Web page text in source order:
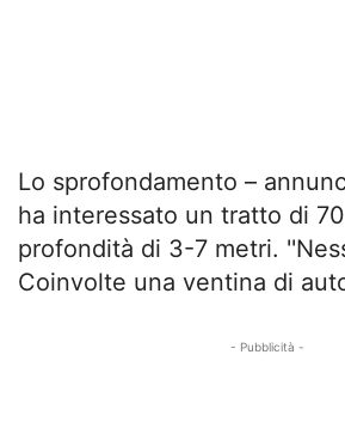
Lo sprofondamento –
ha interessato un tratto di
profondità di 3-7 metri.
Coinvolte una ventina di
- Pubblicità -